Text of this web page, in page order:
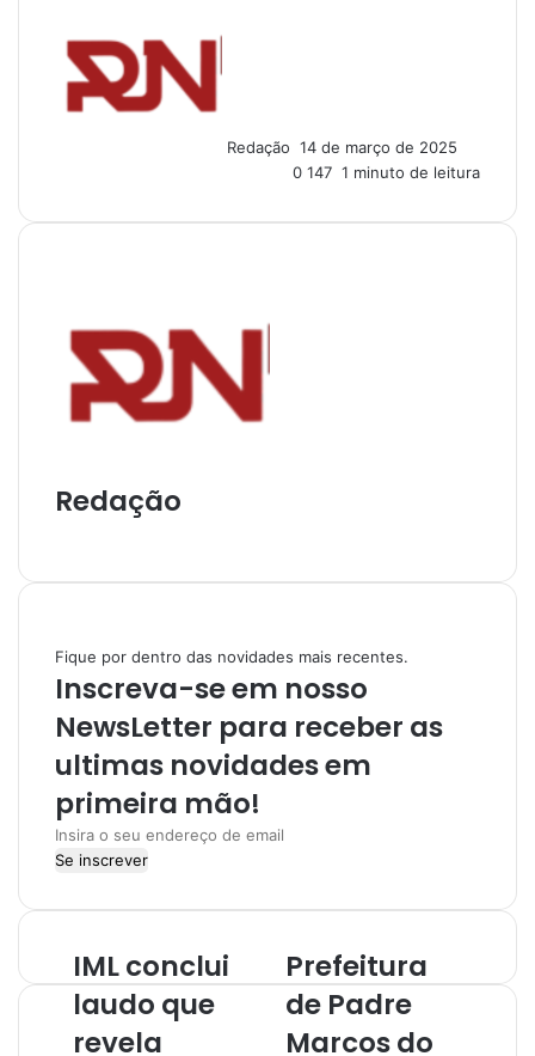
Redação m
e
m
14 de março de 2025
0 147 1 minuto de leitura
Redação
s
g
r
m
Fique por dentro das novidades mais recentes.
Inscreva-se em nosso
NewsLetter para receber as
ultimas novidades em
primeira mão!
I
n
i
o IML conclui
laudo que
revela
Prefeitura
de Padre
Marcos do